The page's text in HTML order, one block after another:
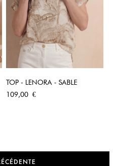
TOP - LENORA - SABLE
Prix
109,00 €